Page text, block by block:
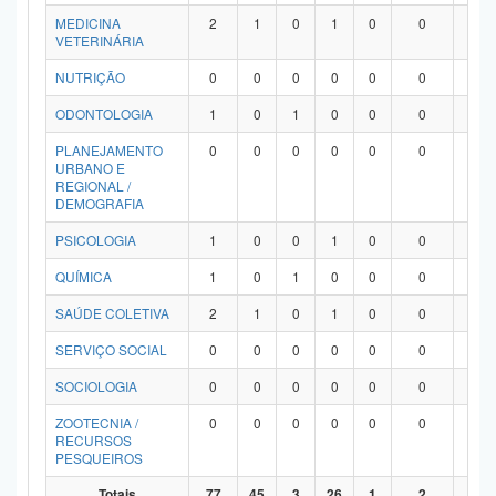
MEDICINA
VETERINÁRIA
2 1 0 1 0 0
NUTRIÇÃO 0 0 0 0 0 0
ODONTOLOGIA
1 0 1 0 0 0
PLANEJAMENTO
URBANO E
REGIONAL /
DEMOGRAFIA
0 0 0 0 0 0
PSICOLOGIA 1 0 0 1 0 0
QUÍMICA
1 0 1 0 0 0
SAÚDE COLETIVA
2 1 0 1 0 0
SERVIÇO SOCIAL
0 0 0 0 0 0
SOCIOLOGIA
0 0 0 0 0 0
ZOOTECNIA /
RECURSOS
PESQUEIROS
0 0 0 0 0 0